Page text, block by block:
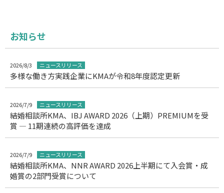
お知らせ
2026/8/3 ニュースリリース
多様な働き方実践企業にKMAが令和8年度認定更新
2026/7/9 ニュースリリース
結婚相談所KMA、IBJ AWARD 2026（上期）PREMIUMを受
賞 ― 11期連続の高評価を達成
2026/7/9 ニュースリリース
結婚相談所KMA、NNR AWARD 2026上半期にて入会賞・成
婚賞の2部門受賞について